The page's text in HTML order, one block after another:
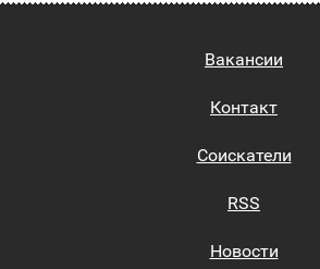
Вакансии
Контакт
Соискатели
RSS
Новости